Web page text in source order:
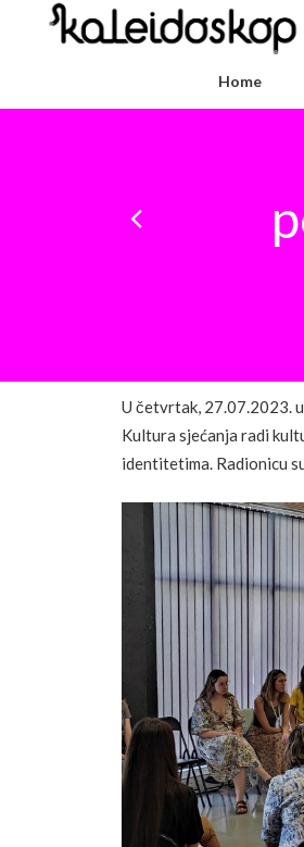
Home
U četvrtak, 27.07.2023.
Kultura sjećanja radi
identitetima. Radionicu